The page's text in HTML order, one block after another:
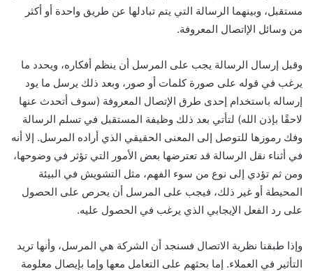
مستقبل، وبينهما الرسالة التي يتم تبادلها عن طريق واحدة أو أكثر
من وسائل الإاتصال المعروفة.
وقبل إرسال الرسالة يجب على المرسل أن ينظم أفكاره، ويحدد ما
يرغب في قوله على صورة كلمات أو صور، وبعد ذلك يرسل ما يود
إرساله باستخدام إحدى طرق الإتصال المعروفة (سوف أتحدث عنها
لاحقًا بإذن الله) لتأتي بعد ذلك وظيفة المستقبل في تسلم الرسالة
وفك رموزها للتوصل إلى المعنى الحقيقي الذي أراده المرسل. إلا أنه
في أثناء نقل الرسالة قد تعترضها بعض الأمور التي تؤثر في وضوحها،
ومن ثم تؤدي إلى نوع من سوء الفهم، مثل التشويش في البيئة
المحيطة أو غير ذلك، فيجب على المرسل أن يحرص على الحصول
على رد الفعل الإيجابي الذي يرغب في الحصول عليه.
وإذا طبقنا نظرية الاتصال فسنجد أن الشركة هي المرسل، وأنها تريد
التأثير في العملاء. إما بحثهم على التعامل معها وإما بإيصال معلومة